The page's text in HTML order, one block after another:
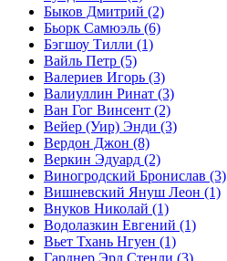
Быков Дмитрий (2)
Бьорк Самюэль (6)
Бэгшоу Тилли (1)
Вайль Петр (5)
Валериев Игорь (3)
Валиуллин Ринат (3)
Ван Гог Винсент (2)
Вейер (Уир) Энди (3)
Вердон Джон (8)
Веркин Эдуард (2)
Виногродский Бронислав (3)
Вишневский Януш Леон (1)
Внуков Николай (1)
Водолазкин Евгений (1)
Вьет Тхань Нгуен (1)
Гарднер Эрл Стенли (3)